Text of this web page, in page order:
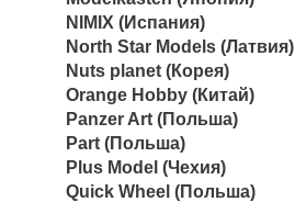
NIMIX (Испания)
North Star Models (Латвия)
Nuts planet (Корея)
Orange Hobby (Китай)
Panzer Art (Польша)
Part (Польша)
Plus Model (Чехия)
Quick Wheel (Польша)